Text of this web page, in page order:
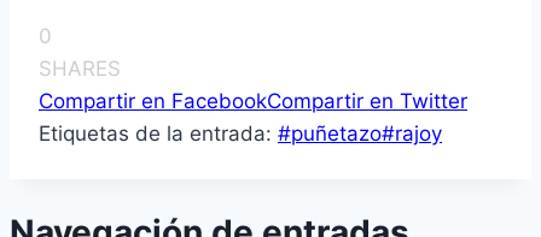
0
SHARES
Compartir en FacebookCompartir en Twitter
Etiquetas de la entrada: #puñetazo#rajoy